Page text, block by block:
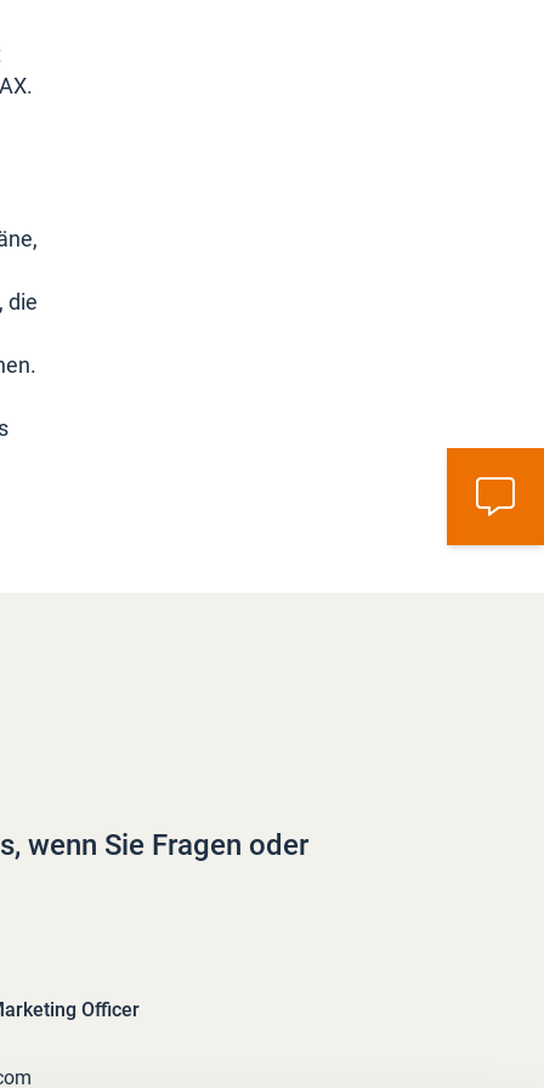
die
wenn Sie Fragen oder
Officer